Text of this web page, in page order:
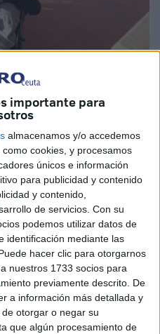
importante para
almacenamos y/o accedemos
cookies, y procesamos
únicos e información
para publicidad y contenido
y contenido,
de servicios. Con su
podemos utilizar datos de
identificación mediante las
hacer clic para otorgarnos
nuestros 1733 socios para
previamente descrito. De
a información más detallada y
otorgar o negar su
que algún procesamiento de
está de luto. Se ha
Rodríguez, ‘Pacorro’,
de las tablas, y que deja
de los carnavaleros. Otra
cuandohace apenas
Se está yendo una
por el Carnaval de
ya no creían y dejaron